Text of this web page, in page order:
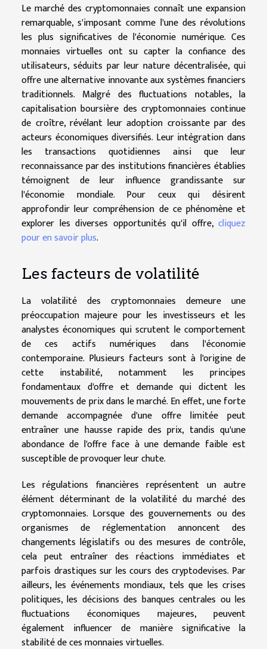
Le marché des cryptomonnaies connaît une expansion
remarquable, s'imposant comme l'une des révolutions
les plus significatives de l'économie numérique. Ces
monnaies virtuelles ont su capter la confiance des
utilisateurs, séduits par leur nature décentralisée, qui
offre une alternative innovante aux systèmes financiers
traditionnels. Malgré des fluctuations notables, la
capitalisation boursière des cryptomonnaies continue
de croître, révélant leur adoption croissante par des
acteurs économiques diversifiés. Leur intégration dans
les transactions quotidiennes ainsi que leur
reconnaissance par des institutions financières établies
témoignent de leur influence grandissante sur
l'économie mondiale. Pour ceux qui désirent
approfondir leur compréhension de ce phénomène et
explorer les diverses opportunités qu'il offre, cliquez
pour en savoir plus.
Les facteurs de volatilité
La volatilité des cryptomonnaies demeure une
préoccupation majeure pour les investisseurs et les
analystes économiques qui scrutent le comportement
de ces actifs numériques dans l'économie
contemporaine. Plusieurs facteurs sont à l'origine de
cette instabilité, notamment les principes
fondamentaux d'offre et demande qui dictent les
mouvements de prix dans le marché. En effet, une forte
demande accompagnée d'une offre limitée peut
entraîner une hausse rapide des prix, tandis qu'une
abondance de l'offre face à une demande faible est
susceptible de provoquer leur chute.
Les régulations financières représentent un autre
élément déterminant de la volatilité du marché des
cryptomonnaies. Lorsque des gouvernements ou des
organismes de réglementation annoncent des
changements législatifs ou des mesures de contrôle,
cela peut entraîner des réactions immédiates et
parfois drastiques sur les cours des cryptodevises. Par
ailleurs, les événements mondiaux, tels que les crises
politiques, les décisions des banques centrales ou les
fluctuations économiques majeures, peuvent
également influencer de manière significative la
stabilité de ces monnaies virtuelles.